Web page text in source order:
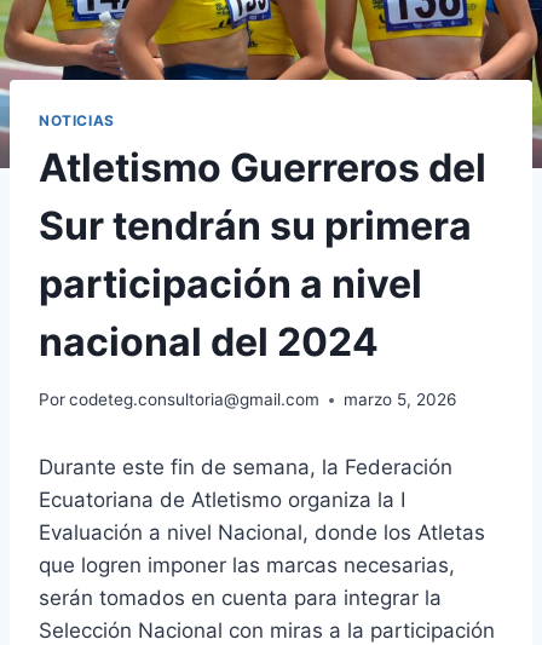
NOTICIAS
Atletismo Guerreros del
Sur tendrán su primera
participación a nivel
nacional del 2024
Porcodeteg.consultoria@gmail.com marzo 5, 2026
Durante este fin de semana, la Federación
Ecuatoriana de Atletismo organiza la I
Evaluación a nivel Nacional, donde los Atletas
que logren imponer las marcas necesarias,
serán tomados en cuenta para integrar la
Selección Nacional con miras a la participación